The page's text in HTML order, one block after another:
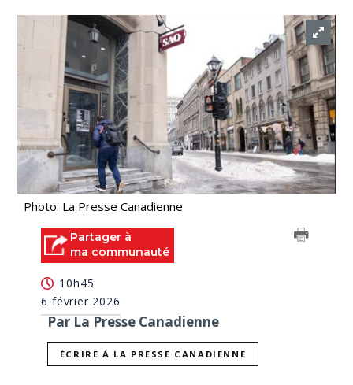
Photo: La Presse Canadienne
Partager à
ma communauté
10h45
6 février 2026
Par La Presse Canadienne
ÉCRIRE À LA PRESSE CANADIENNE